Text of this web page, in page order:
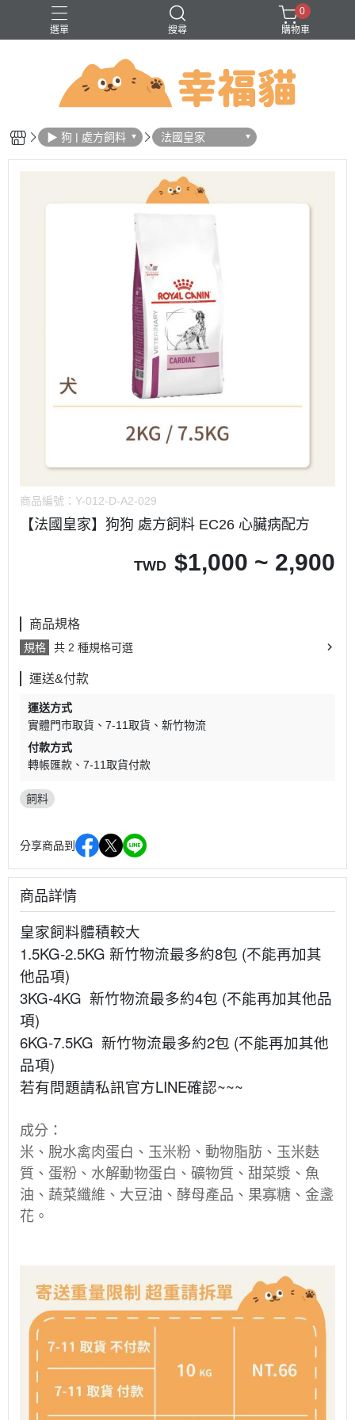
選單 搜尋
巔峰 法米納 無穀
0
購物車
▶ 狗 | 處方飼料 法國皇家
商品編號： Y-012-D-A2-029
【法國皇家】狗狗 處方飼料 EC26 心臟病配方
TWD $1,000 ~ 2,900
商品規格
規格 共 2 種規格可選
運送&付款
運送方式
實體門市取貨
7-11取貨
新竹物流
付款方式
轉帳匯款
7-11取貨付款
飼料
分享商品到
商品詳情
皇家飼料體積較大
1.5KG-2.5KG 新竹物流最多約8包 (不能再加其
他品項)
3KG-4KG 新竹物流最多約4包 (不能再加其他品
項)
6KG-7.5KG 新竹物流最多約2包 (不能再加其他
品項)
若有問題請私訊官方LINE確認~~~
成分：
米、脫水禽肉蛋白、玉米粉、動物脂肪、玉米麩
質、蛋粉、水解動物蛋白、礦物質、甜菜漿、魚
油、蔬菜纖維、大豆油、酵母產品、果寡糖、金盞
花。